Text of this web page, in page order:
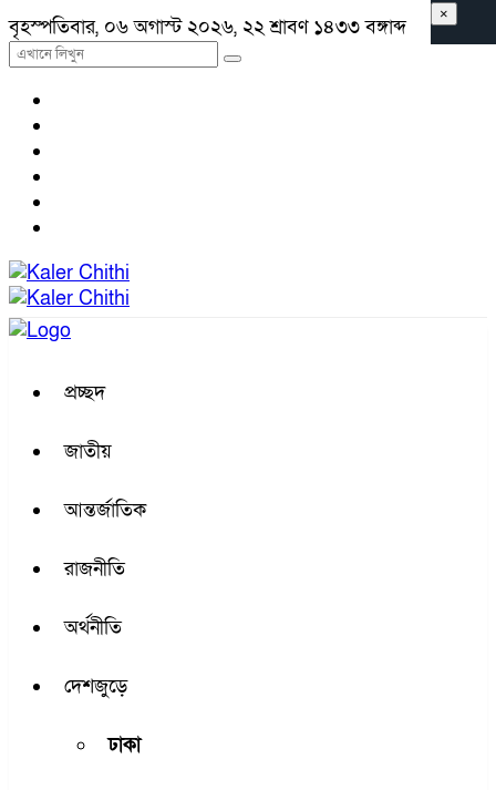
বৃহস্পতিবার, ০৬ অগাস্ট ২০২৬, ২২ শ্রাবণ ১৪৩৩ বঙ্গাব্দ
প্রচ্ছদ
জাতীয়
আন্তর্জাতিক
রাজনীতি
অর্থনীতি
দেশজুড়ে
ঢাকা
×